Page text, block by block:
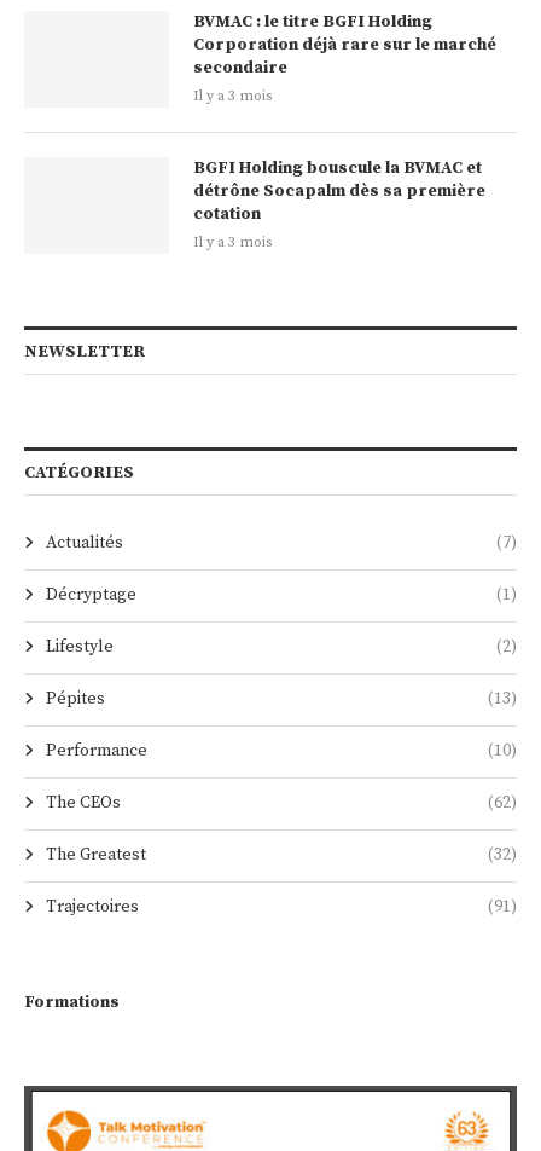
BVMAC : le titre BGFI Holding
Corporation déjà rare sur le marché
secondaire
Il y a 3 mois
BGFI Holding bouscule la BVMAC et
détrône Socapalm dès sa première
cotation
Il y a 3 mois
NEWSLETTER
CATÉGORIES
Actualités (7)
Décryptage (1)
Lifestyle (2)
Pépites (13)
Performance (10)
The CEOs (62)
The Greatest (32)
Trajectoires (91)
Formations